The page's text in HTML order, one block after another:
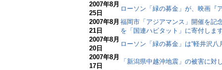
2007年8月
25日
ローソン「緑の募金」が、映画『
2007年8月
21日
福岡市「アジアマンス」開催を記
を「国連ハビタット」に寄付しま
2007年8月
20日
ローソン「緑の募金」は“軽井沢
2007年8月
17日
「新潟県中越沖地震」の被害に